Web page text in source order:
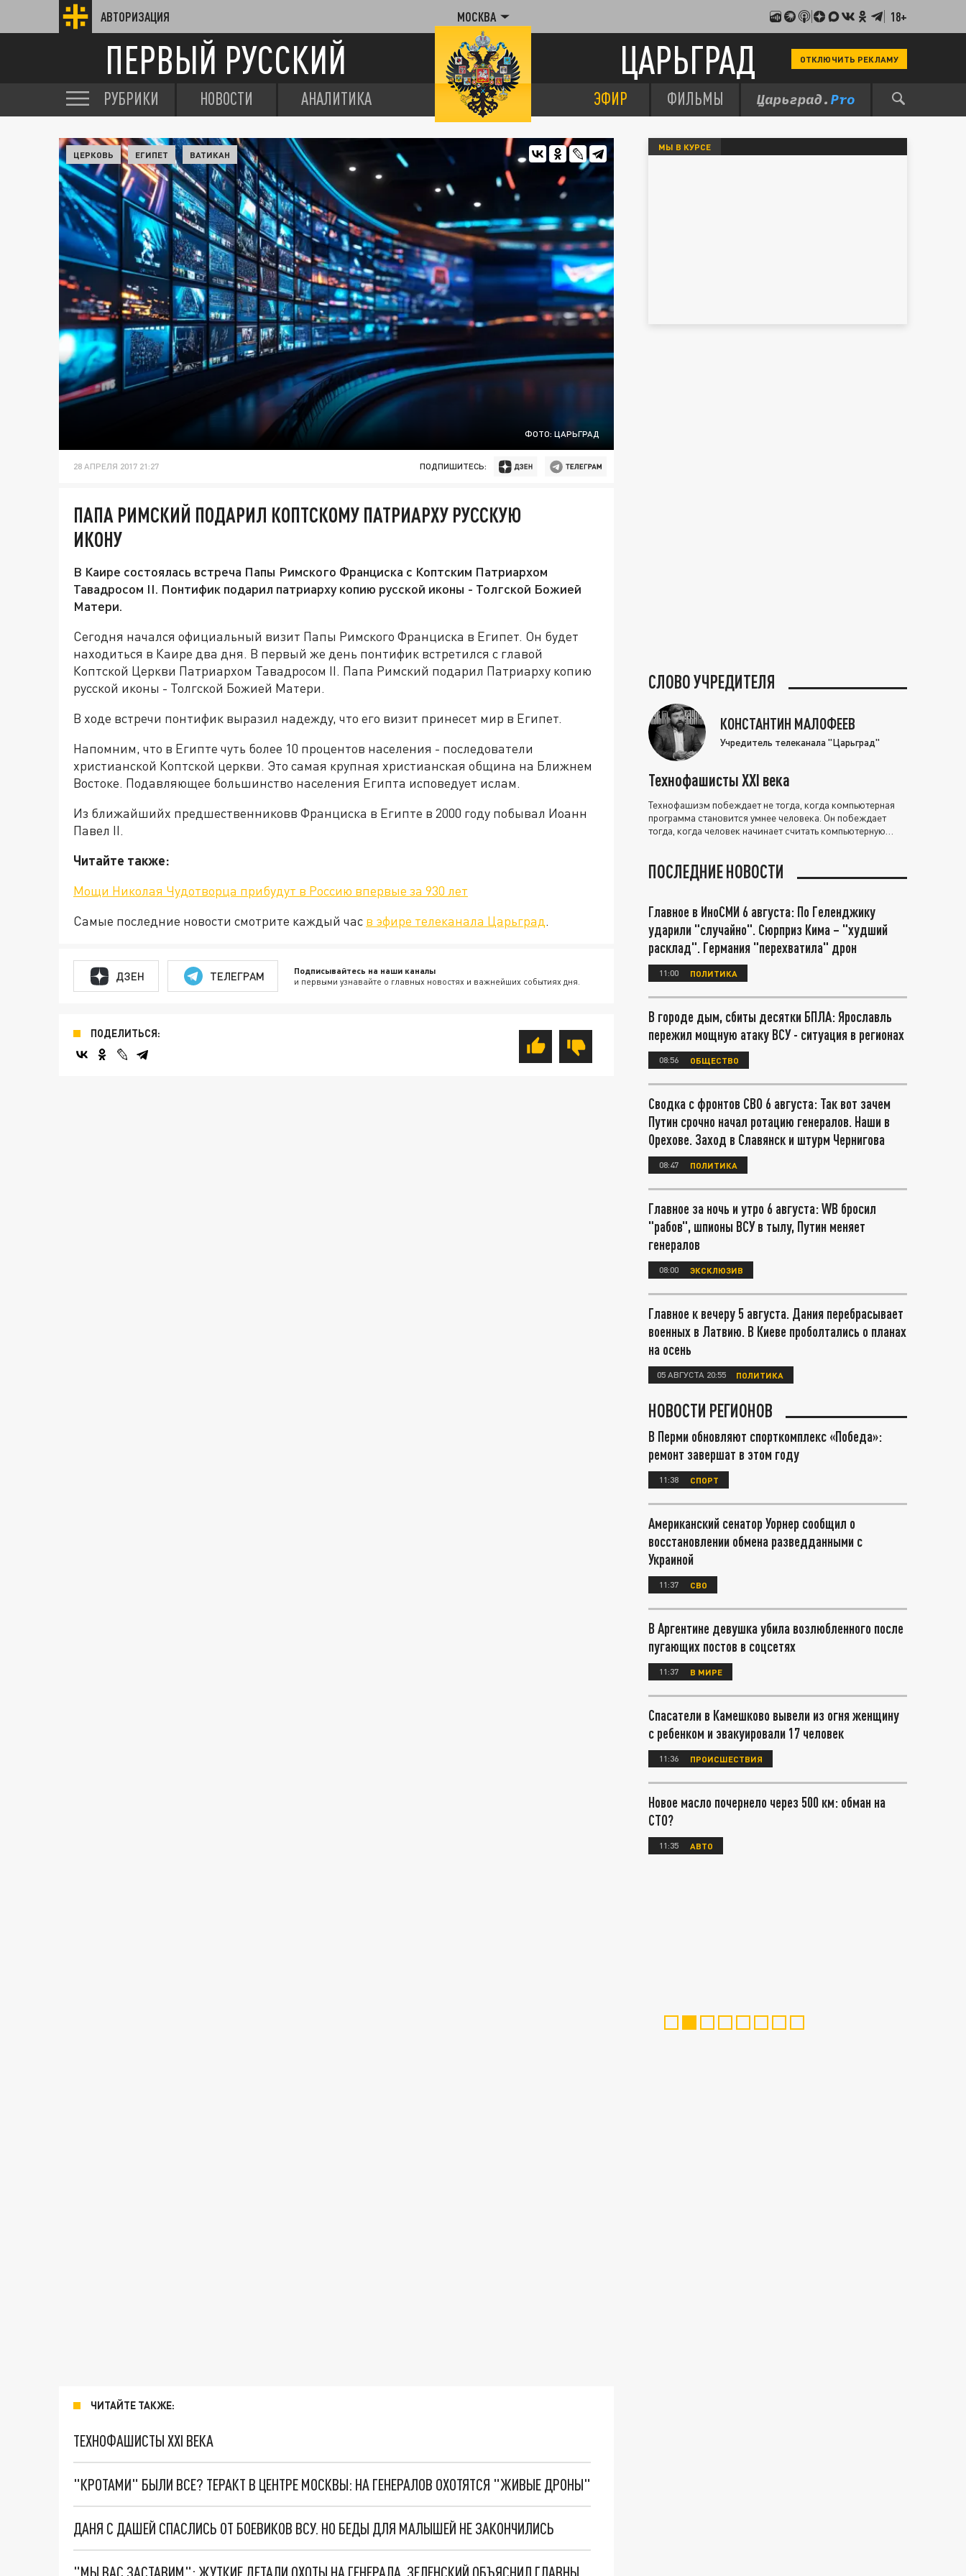
АВТОРИЗАЦИЯ МОСКВА 18+
ПЕРВЫЙ РУССКИЙ ЦАРЬГРАД ОТКЛЮЧИТЬ РЕКЛАМУ
РУБРИКИ НОВОСТИ АНАЛИТИКА ЭФИР ФИЛЬМЫ
ФОТО: ЦАРЬГРАД
ЦЕРКОВЬ ЕГИПЕТ ВАТИКАН
28 АПРЕЛЯ 2017 21:27 ПОДПИШИТЕСЬ:
ПАПА РИМСКИЙ ПОДАРИЛ КОПТСКОМУ ПАТРИАРХУ РУССКУЮ
ИКОНУ
В Каире состоялась встреча Папы Римского Франциска с Коптским Патриархом
Тавадросом II. Понтифик подарил патриарху копию русской иконы - Толгской Божией
Матери.
Сегодня начался официальный визит Папы Римского Франциска в Египет. Он будет
находиться в Каире два дня. В первый же день понтифик встретился с главой
Коптской Церкви Патриархом Тавадросом II. Папа Римский подарил Патриарху копию
русской иконы - Толгской Божией Матери.
В ходе встречи понтифик выразил надежду, что его визит принесет мир в Египет.
Напомним, что в Египте чуть более 10 процентов населения - последователи
христианской Коптской церкви. Это самая крупная христианская община на Ближнем
Востоке. Подавляющее большинство населения Египта исповедует ислам.
Из ближайшийх предшественниковв Франциска в Египте в 2000 году побывал Иоанн
Павел II.
Читайте также:
Мощи Николая Чудотворца прибудут в Россию впервые за 930 лет
Самые последние новости смотрите каждый час в эфире телеканала Царьград.
ДЗЕН ТЕЛЕГРАМ Подписывайтесь на наши каналы
и первыми узнавайте о главных новостях и важнейших событиях дня.
ПОДЕЛИТЬСЯ:
ЧИТАЙТЕ ТАКЖЕ:
ТЕХНОФАШИСТЫ XXI ВЕКА
"КРОТАМИ" БЫЛИ ВСЕ? ТЕРАКТ В ЦЕНТРЕ МОСКВЫ: НА ГЕНЕРАЛОВ ОХОТЯТСЯ "ЖИВЫЕ ДРОНЫ"
ДАНЯ С ДАШЕЙ СПАСЛИСЬ ОТ БОЕВИКОВ ВСУ. НО БЕДЫ ДЛЯ МАЛЫШЕЙ НЕ ЗАКОНЧИЛИСЬ
МЫ В КУРСЕ
СЛОВО УЧРЕДИТЕЛЯ
КОНСТАНТИН МАЛОФЕЕВ
Учредитель телеканала "Царьград"
Технофашисты XXI века
Технофашизм побеждает не тогда, когда компьютерная
программа становится умнее человека. Он побеждает
тогда, когда человек начинает считать компьютерную
ПОСЛЕДНИЕ НОВОСТИ
Главное в ИноСМИ 6 августа: По Геленджику
ударили "случайно". Сюрприз Кима – "худший
расклад". Германия "перехватила" дрон
11:00 ПОЛИТИКА
В городе дым, сбиты десятки БПЛА: Ярославль
пережил мощную атаку ВСУ - ситуация в регионах
08:56 ОБЩЕСТВО
Сводка с фронтов СВО 6 августа: Так вот зачем
Путин срочно начал ротацию генералов. Наши в
Орехове. Заход в Славянск и штурм Чернигова
08:47 ПОЛИТИКА
Главное за ночь и утро 6 августа: WB бросил
"рабов", шпионы ВСУ в тылу, Путин меняет
генералов
08:00 ЭКСКЛЮЗИВ
Главное к вечеру 5 августа. Дания перебрасывает
военных в Латвию. В Киеве проболтались о планах
на осень
05 АВГУСТА 20:55 ПОЛИТИКА
НОВОСТИ РЕГИОНОВ
В Перми обновляют спорткомплекс «Победа»:
ремонт завершат в этом году
11:38 СПОРТ
Американский сенатор Уорнер сообщил о
восстановлении обмена разведданными с
Украиной
11:37 СВО
В Аргентине девушка убила возлюбленного после
пугающих постов в соцсетях
11:37 В МИРЕ
Спасатели в Камешково вывели из огня женщину
с ребенком и эвакуировали 17 человек
11:36 ПРОИСШЕСТВИЯ
Новое масло почернело через 500 км: обман на
СТО?
11:35 АВТО